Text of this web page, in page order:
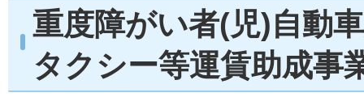
重度障がい者(児)自動
タクシー等運賃助成事